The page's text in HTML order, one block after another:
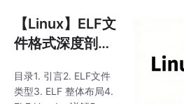
图、inode表和数据块的
作用，并解释inode如何
通过直接、间接块索引
文件内容大小，从块位
图中找空闲块（如30
【Linux】ELF文
件格式深度剖析
到可执行文件
目录1. 引言2. ELF文件
类型3. ELF 整体布局4.